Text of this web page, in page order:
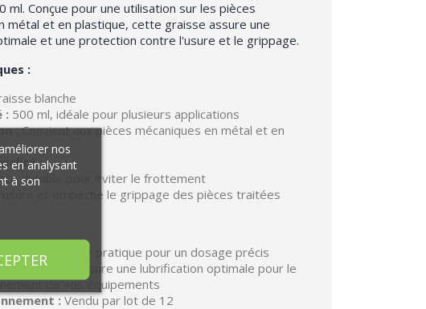
ml. Conçue pour une utilisation sur les pièces
métal et en plastique, cette graisse assure une
et une protection contre l'usure et le grippage.
:
blanche
: 500 ml, idéale pour plusieurs applications
:Convient aux pièces mécaniques en métal et en
:
durable pour éviter le frottement
l'usure et empêche le grippage des pièces traitées
facile :
Tube pratique pour un dosage précis
efficace :
Assure une lubrification optimale pour le
de vos équipements
:Vendu par lot de 12
nos
en analysant
à son